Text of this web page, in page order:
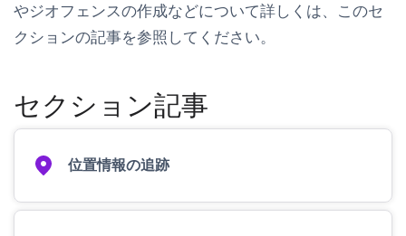
やジオフェンスの作成などについて詳しくは、このセ
クションの記事を参照してください。
セクション記事
位置情報の追跡